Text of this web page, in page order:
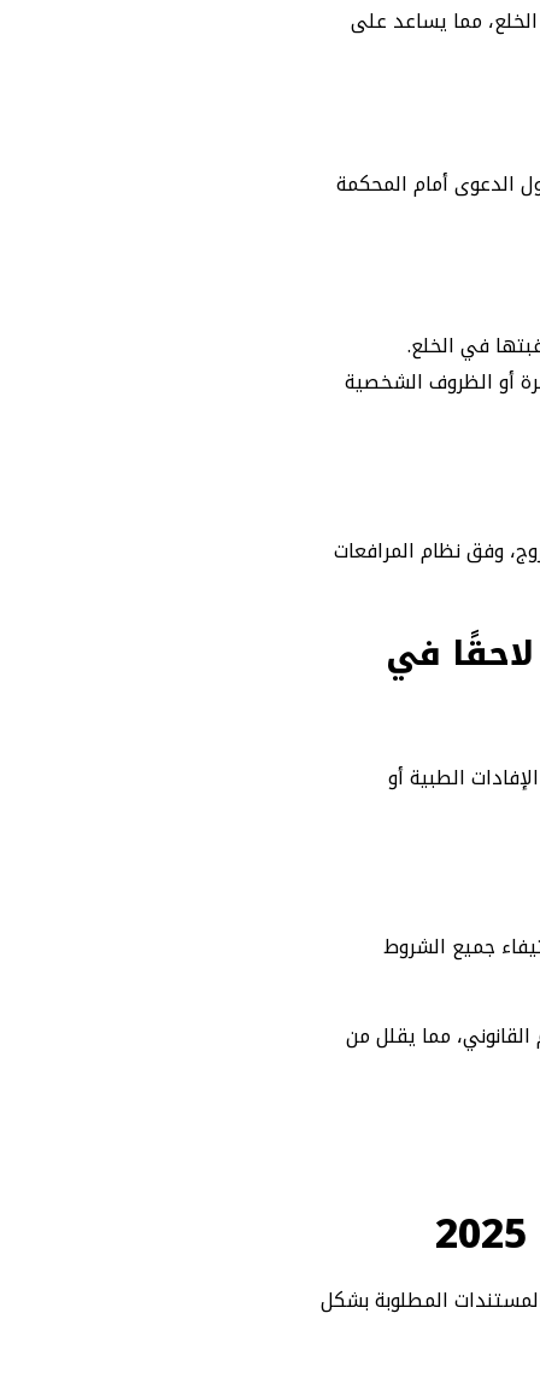
الخلع، مما يساعد على
الدعوى أمام المحكمة
في الخلع.
أو الظروف الشخصية
وفق نظام المرافعات
في
الطبية أو
جميع الشروط
مما يقلل من
المطلوبة بشكل